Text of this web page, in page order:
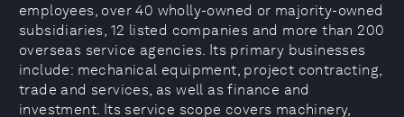
employees, over 40 wholly-owned or majority-owned
subsidiaries, 12 listed companies and more than 200
overseas service agencies. Its primary businesses
include: mechanical equipment, project contracting,
trade and services, as well as finance and
investment. Its service scope covers machinery,